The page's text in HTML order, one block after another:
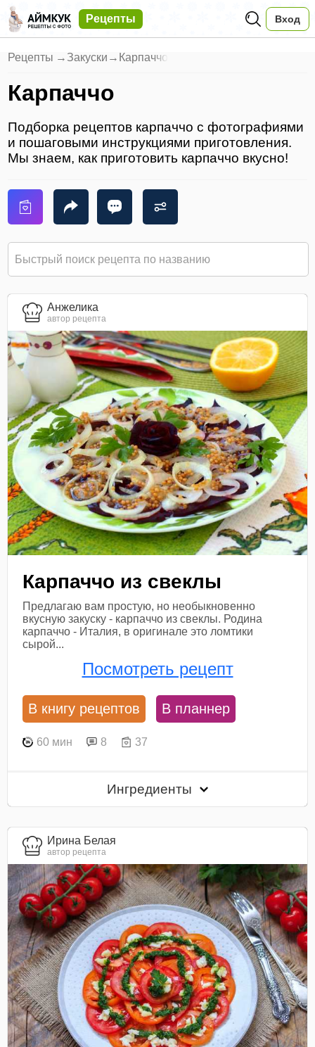
Рецепты Вход
Рецепты → Закуски → Карпаччо
Карпаччо
Подборка рецептов карпаччо с фотографиями
и пошаговыми инструкциями приготовления.
Мы знаем, как приготовить карпаччо вкусно!
Анжелика
автор рецепта
Карпаччо из свеклы
Предлагаю вам простую, но необыкновенно
вкусную закуску - карпаччо из свеклы. Родина
карпаччо - Италия, в оригинале это ломтики
сырой...
Посмотреть рецепт
В книгу рецептов В планнер
60 мин 8 37
Ингредиенты
Ирина Белая
автор рецепта